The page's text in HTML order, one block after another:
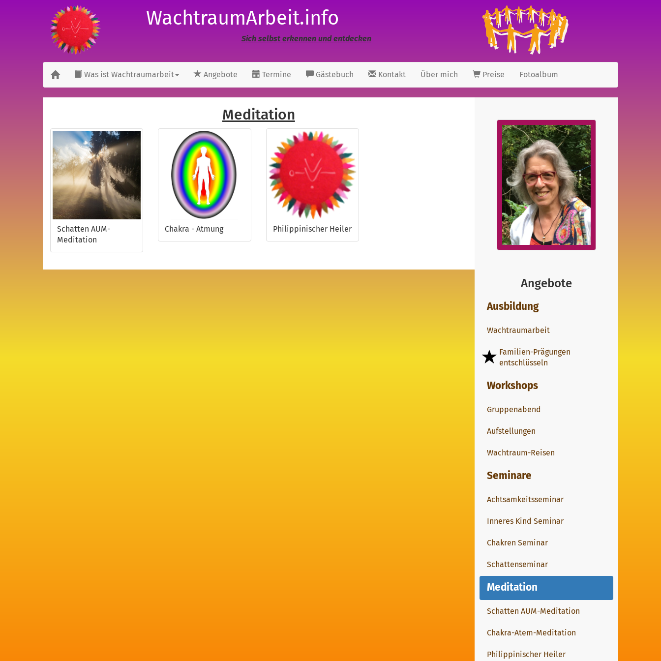
WachtraumArbeit.info
Sich selbst erkennen und entdecken
Was ist Wachtraumarbeit Angebote Termine Gästebuch Kontakt Über mich Preise Fotoalbum
Meditation
Schatten AUM-
Meditation
Chakra - Atmung Philippinischer Heiler
Angebote
Ausbildung
Wachtraumarbeit
Familien-Prägungen
entschlüsseln
Workshops
Gruppenabend
Aufstellungen
Wachtraum-Reisen
Seminare
Achtsamkeitsseminar
Inneres Kind Seminar
Chakren Seminar
Schattenseminar
Meditation
Schatten AUM-Meditation
Chakra-Atem-Meditation
Philippinischer Heiler